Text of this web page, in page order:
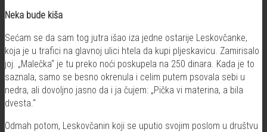
Neka bude kiša
Sećam se da sam tog jutra išao iza jedne ostarije Leskovčanke,
koja je u trafici na glavnoj ulici htela da kupi pljeskavicu. Zamirisalo
joj. „Malečka“ je tu preko noći poskupela na 250 dinara. Kada je to
saznala, samo se besno okrenula i celim putem psovala sebi u
nedra, ali dovoljno jasno da i ja čujem: „Pička vi materina, a bila
dvesta.“
Odmah potom, Leskovčanin koji se uputio svojim poslom u društvu